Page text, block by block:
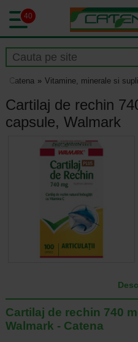
40
Catena Vitamine, minerale si
Cartilaj de rechin
capsule, Walmark
Cartilaj de rechin 740
Walmark - Catena